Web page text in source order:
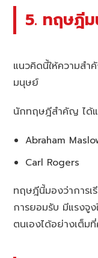
5. ทฤษฎี
แนวคิดนี้ให้ความส
มนุษย์
นักทฤษฎีสำคัญ ได้
Abraham
Carl Rogers
ทฤษฎีนี้มองว่าการเ
การยอมรับ มีแรงจู
ตนเองได้อย่างเต็ม